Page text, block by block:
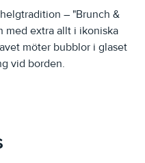
– "Brunch &
med extra allt i ikoniska
möter bubblor i glaset
vid borden.